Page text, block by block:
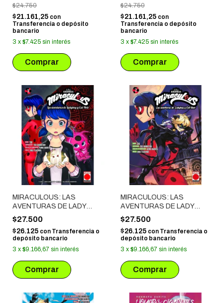
$24.750
$21.161,25 con
Transferencia o depósito
bancario
3 x $7.425 sin interés
$24.750
$21.161,25 con
Transferencia o depósito
bancario
3 x $7.425 sin interés
MIRACULOUS: LAS
AVENTURAS DE LADY
BUG Y CAT NOIR # 03
$27.500
$26.125 con Transferencia o
depósito bancario
3 x $9.166,67 sin interés
MIRACULOUS: LAS
AVENTURAS DE LADY
BUG Y CAT NOIR # 02
$27.500
$26.125 con Transferencia o
depósito bancario
3 x $9.166,67 sin interés